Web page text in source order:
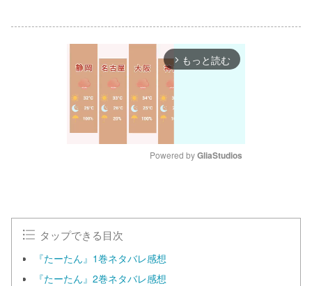
arrow_forward_ios もっと読む
Powered by GliaStudios
タップできる目次
『たーたん』1巻ネタバレ感想
『たーたん』2巻ネタバレ感想